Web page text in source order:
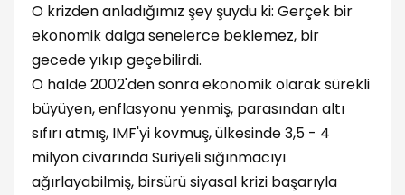
O krizden anladığımız şey şuydu ki: Gerçek bir
ekonomik dalga senelerce beklemez, bir
gecede yıkıp geçebilirdi.
O halde 2002'den sonra ekonomik olarak sürekli
büyüyen, enflasyonu yenmiş, parasından altı
sıfırı atmış, IMF'yi kovmuş, ülkesinde 3,5 - 4
milyon civarında Suriyeli sığınmacıyı
ağırlayabilmiş, birsürü siyasal krizi başarıyla